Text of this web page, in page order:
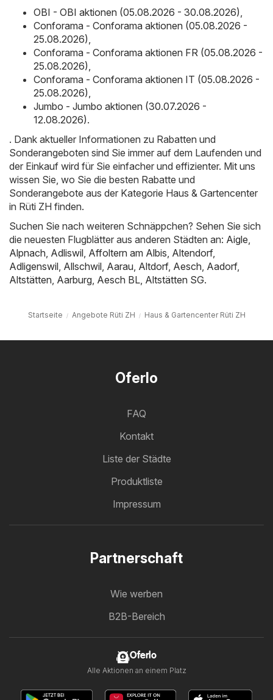
OBI - OBI aktionen (05.08.2026 - 30.08.2026),
Conforama - Conforama aktionen (05.08.2026 -
25.08.2026),
Conforama - Conforama aktionen FR (05.08.2026 -
25.08.2026),
Conforama - Conforama aktionen IT (05.08.2026 -
25.08.2026),
Jumbo - Jumbo aktionen (30.07.2026 -
12.08.2026).
. Dank aktueller Informationen zu Rabatten und
Sonderangeboten sind Sie immer auf dem Laufenden und
der Einkauf wird für Sie einfacher und effizienter. Mit uns
wissen Sie, wo Sie die besten Rabatte und
Sonderangebote aus der Kategorie Haus & Gartencenter
in Rüti ZH finden.
Suchen Sie nach weiteren Schnäppchen? Sehen Sie sich
die neuesten Flugblätter aus anderen Städten an: Aigle,
Alpnach, Adliswil, Affoltern am Albis, Altendorf,
Adligenswil, Allschwil, Aarau, Altdorf, Aesch, Aadorf,
Altstätten, Aarburg, Aesch BL, Altstätten SG.
Startseite Angebote Rüti ZH Haus & Gartencenter Rüti ZH
Oferlo
FAQ
Kontakt
Liste der Städte
Produktliste
Impressum
Partnerschaft
Wie werben
B2B-Bereich
Oferlo
Alle Aktionen an einem Platz